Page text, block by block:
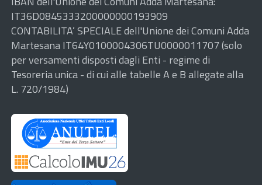
IT36D0845333200000000193909
CONTABILITA’ SPECIALE dell'Unione dei Comuni Adda
Martesana IT64Y0100004306TU0000011707 (solo
per versamenti disposti dagli Enti - regime di
Tesoreria unica - di cui alle tabelle A e B allegate alla
L. 720/1984)